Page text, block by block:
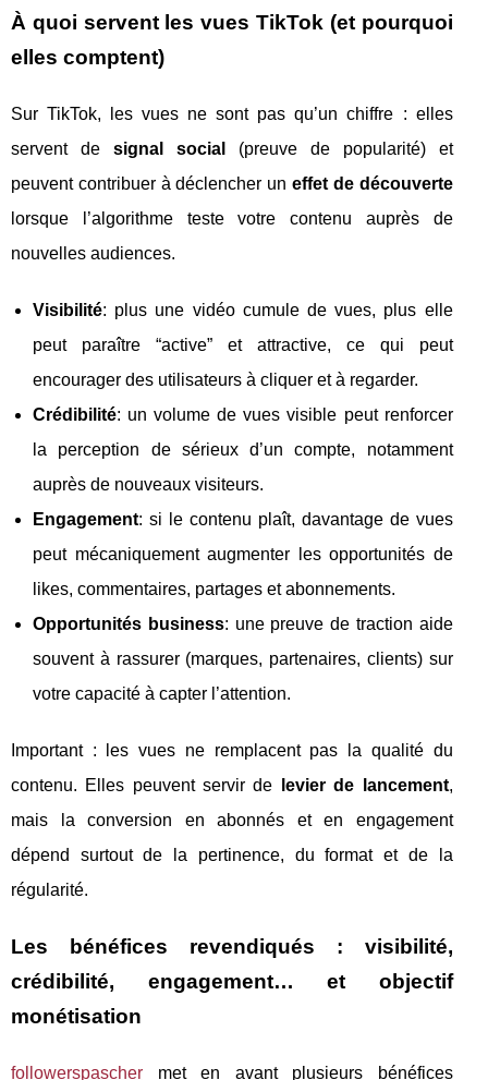
À quoi servent les vues TikTok (et pourquoi
elles comptent)
Sur TikTok, les vues ne sont pas qu’un chiffre : elles
servent de signal social
(preuve de popularité) et
peuvent contribuer à déclencher un effet de découverte
lorsque l’algorithme teste votre contenu auprès de
nouvelles audiences.
Visibilité: plus une vidéo cumule de vues, plus elle
peut paraître “active” et attractive, ce qui peut
encourager des utilisateurs à cliquer et à regarder.
Crédibilité: un volume de vues visible peut renforcer
la perception de sérieux d’un compte, notamment
auprès de nouveaux visiteurs.
Engagement: si le contenu plaît, davantage de vues
peut mécaniquement augmenter les opportunités de
likes, commentaires, partages et abonnements.
Opportunités business: une preuve de traction aide
souvent à rassurer (marques, partenaires, clients) sur
votre capacité à capter l’attention.
Important : les vues ne remplacent pas la qualité du
contenu. Elles peuvent servir de
levier de lancement,
mais la conversion en abonnés et en engagement
dépend surtout de la pertinence, du format et de la
régularité.
Les bénéfices revendiqués : visibilité,
crédibilité, engagement… et objectif
monétisation
followerspascher met en avant plusieurs bénéfices